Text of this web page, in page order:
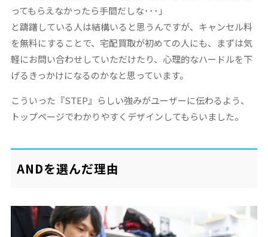
ってもらえなかったら手間だしな･･･」
と躊躇している人は結構いると思うんですが、キャンセル料
を無料にすることで、宅配買取が初めての人にも、まずは気
軽にお問い合わせしていただけたり、心理的なハードルを下
げるきっかけになるのかなと思っています。
こういった『STEP』らしい強みがユーザーに伝わるよう、
トップページでわかりやすくデザインしてもらいました。
ANDを選んだ理由